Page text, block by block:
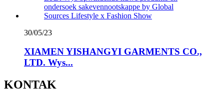
30/05/23
XIAMEN YISHANGYI GARMENTS CO.,
LTD. Wys...
KONTAK